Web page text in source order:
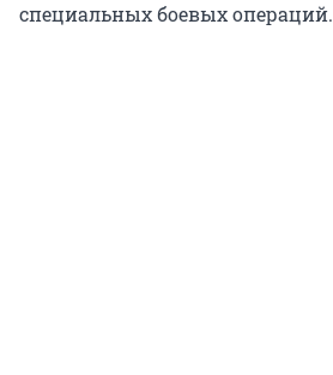
специальных боевых операций.